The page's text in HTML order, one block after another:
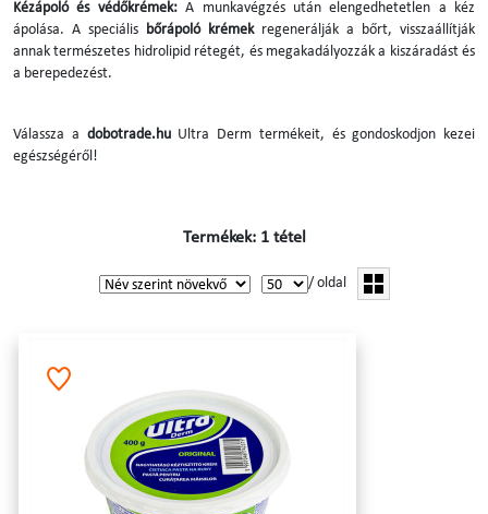
Kézápoló és védőkrémek:A munkavégzés után elengedhetetlen a kéz
ápolása. A speciális
bőrápoló krémekregenerálják a bőrt, visszaállítják
annak természetes hidrolipid rétegét, és megakadályozzák a kiszáradást és
a berepedezést.
Válassza a dobotrade.huUltra Derm termékeit, és gondoskodjon kezei
egészségéről!
Termékek: 1 tétel
/ oldal